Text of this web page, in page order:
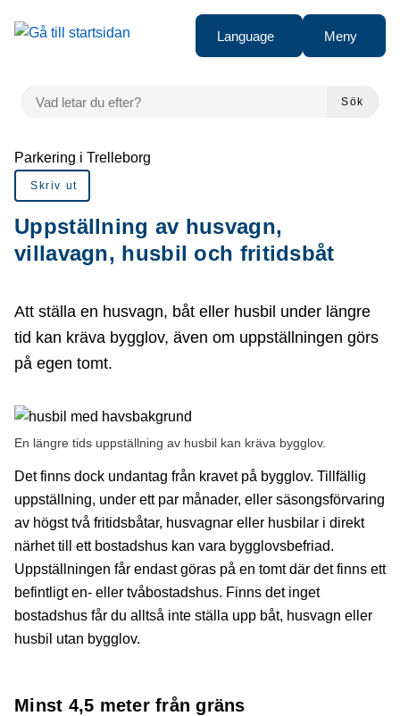
Gå till innehåll
till sidomeny
Language Meny
VAD LETAR DU EFTER?
Sök
Du är här:
Parkering i Trelleborg
Skriv ut
Uppställning av husvagn,
villavagn, husbil och fritidsbåt
Att ställa en husvagn, båt eller husbil under längre
tid kan kräva bygglov, även om uppställningen görs
på egen tomt.
En längre tids uppställning av husbil kan kräva bygglov.
Det finns dock undantag från kravet på bygglov. Tillfällig
uppställning, under ett par månader, eller säsongsförvaring
av högst två fritidsbåtar, husvagnar eller husbilar i direkt
närhet till ett bostadshus kan vara bygglovsbefriad.
Uppställningen får endast göras på en tomt där det finns ett
befintligt en- eller tvåbostadshus. Finns det inget
bostadshus får du alltså inte ställa upp båt, husvagn eller
husbil utan bygglov.
Minst 4,5 meter från gräns